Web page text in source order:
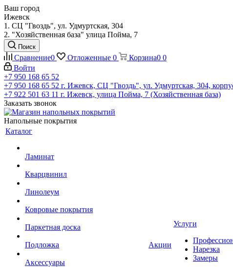
Ваш город
Ижевск
1. СЦ "Гвоздь", ул. Удмуртская, 304
2. "Хозяйственная база" улица Пойма, 7
Поиск
Сравнение0 Отложенные 0 Корзина0 0
Войти
+7 950 168 65 52
+7 950 168 65 52 г. Ижевск, СЦ "Гвоздь", ул. Удмуртская, 304,
+7 922 501 63 11 г. Ижевск, улица Пойма, 7 (Хозяйственная база)
Заказать звонок
Напольные покрытия
Каталог
Ламинат
Кварцвинил
Линолеум
Ковровые покрытия
Паркетная доска
Подложка
Аксессуары
Акции
Услуги
Нарезка
Замеры